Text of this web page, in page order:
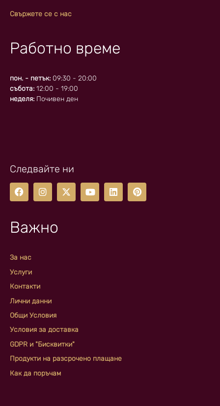
Свържете се с нас
Работно време
пон. - петък: 09:30 - 20:00
събота: 12:00 - 19:00
неделя: Почивен ден
Следвайте ни
Важно
За нас
Услуги
Контакти
Лични данни
Общи Условия
Условия за доставка
GDPR и "Бисквитки"
Продукти на разсрочено плащане
Как да поръчам